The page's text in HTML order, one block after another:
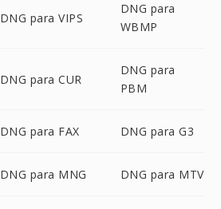
DNG para VIPS
DNG para
WBMP
DNG para CUR
DNG para
PBM
DNG para FAX DNG para G3
DNG para MNG DNG para MTV